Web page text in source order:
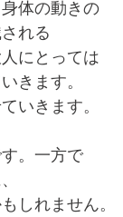
体の動きの
れる
にとっては
きます。
いきます。
。一方で
しれません。